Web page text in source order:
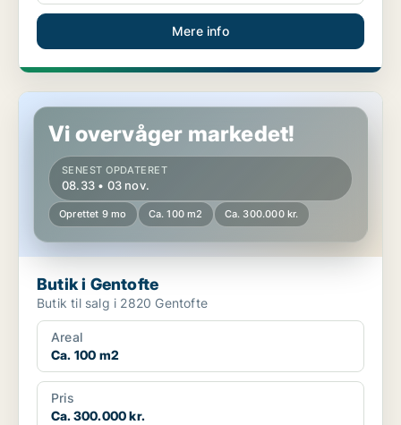
Mere info
Butik i Gentofte
Vi overvåger markedet!
SENEST OPDATERET
08.33 • 03 nov.
Oprettet 9 mo Ca. 100 m2 Ca. 300.000 kr.
Butik i Gentofte
Butik til salg i 2820 Gentofte
Areal
Ca. 100 m2
Pris
Ca. 300.000 kr.